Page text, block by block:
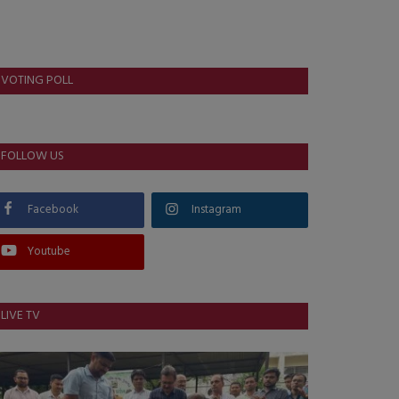
VOTING POLL
FOLLOW US
Facebook Instagram
Youtube
LIVE TV